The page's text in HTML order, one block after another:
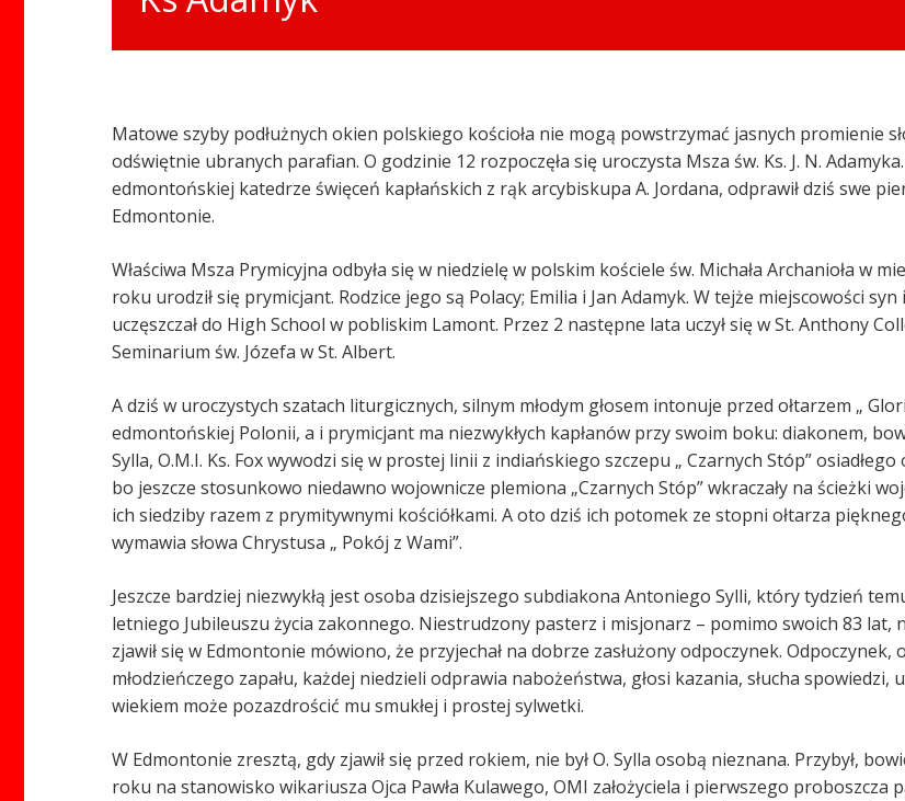
Matowe szyby podłużnych okien polskiego kościoła nie mogą powstrzymać jasnych promienie
odświętnie ubranych parafian. O godzinie 12 rozpoczęła się uroczysta Msza św. Ks. J. N.
edmontońskiej katedrze święceń kapłańskich z rąk arcybiskupa A. Jordana, odprawił dziś swe
Edmontonie.
Właściwa Msza Prymicyjna odbyła się w niedzielę w polskim kościele św. Michała Archanioła w
roku urodził się prymicjant. Rodzice jego są Polacy; Emilia i Jan Adamyk. W tejże miejscowości
uczęszczał do High School w pobliskim Lamont. Przez 2 następne lata uczył się w St. Anthony
Seminarium św. Józefa w St. Albert.
A dziś w uroczystych szatach liturgicznych, silnym młodym głosem intonuje przed ołtarzem „
edmontońskiej Polonii, a i prymicjant ma niezwykłych kapłanów przy swoim boku: diakonem,
Sylla, O.M.I. Ks. Fox wywodzi się w prostej linii z indiańskiego szczepu „ Czarnych Stóp”
bo jeszcze stosunkowo niedawno wojownicze plemiona „Czarnych Stóp” wkraczały na ścieżki
ich siedziby razem z prymitywnymi kościółkami. A oto dziś ich potomek ze stopni ołtarza
wymawia słowa Chrystusa „ Pokój z Wami”.
Jeszcze bardziej niezwykłą jest osoba dzisiejszego subdiakona Antoniego Sylli, który tydzień
letniego Jubileuszu życia zakonnego. Niestrudzony pasterz i misjonarz – pomimo swoich 83 lat,
zjawił się w Edmontonie mówiono, że przyjechał na dobrze zasłużony odpoczynek. Odpoczynek,
młodzieńczego zapału, każdej niedzieli odprawia nabożeństwa, głosi kazania, słucha spowiedzi,
wiekiem może pozazdrościć mu smukłej i prostej sylwetki.
W Edmontonie zresztą, gdy zjawił się przed rokiem, nie był O. Sylla osobą nieznana. Przybył,
roku na stanowisko wikariusza Ojca Pawła Kulawego, OMI założyciela i pierwszego proboszcza